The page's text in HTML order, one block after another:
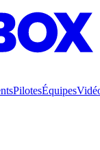
PilotesÉquipes